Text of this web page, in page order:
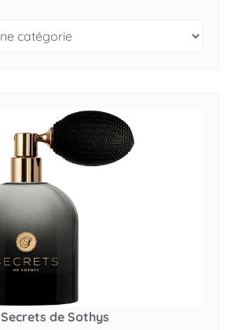
Secrets de Sothys